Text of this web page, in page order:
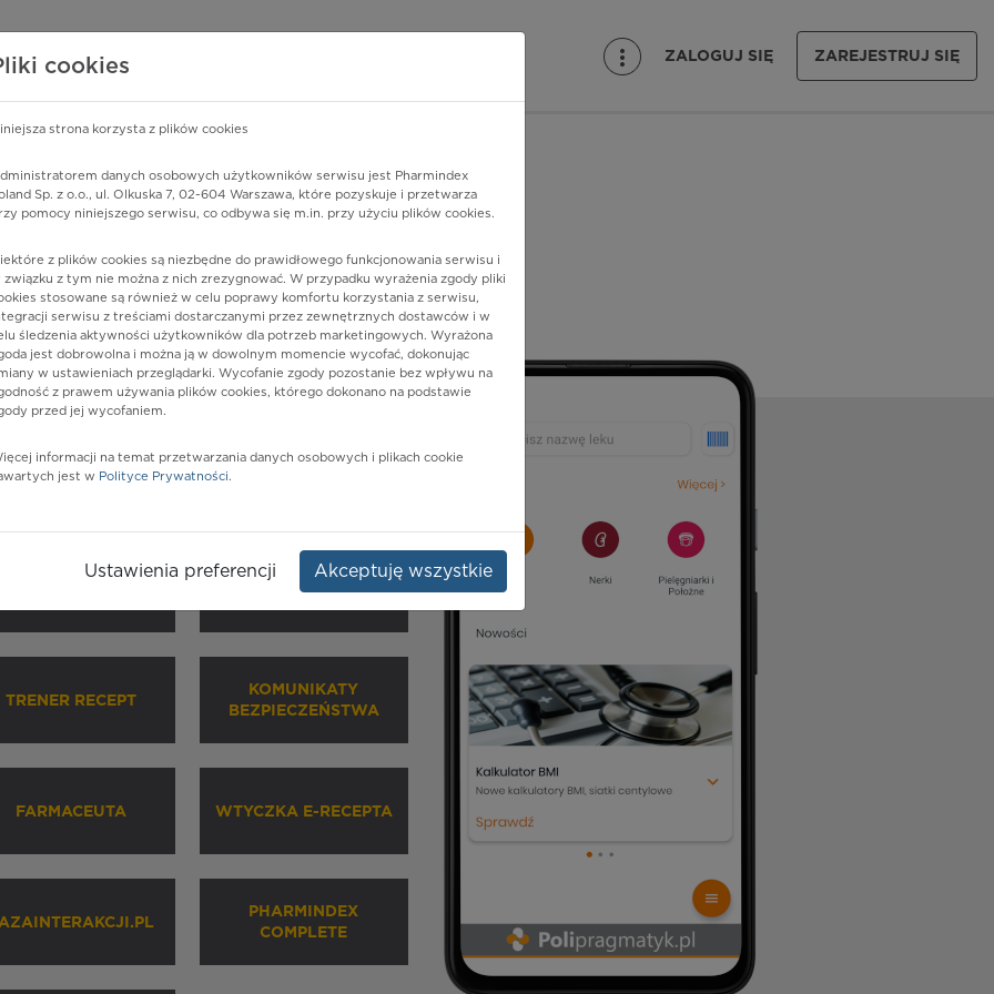
o lekach
PHARMINDEX ZALOGUJ SIĘ ZAREJESTRUJ SIĘ
ochrony zdrowia
INHALATORY
TRENER RECEPT
KOMUNIKATY
BEZPIECZEŃSTWA
FARMACEUTA WTYCZKA E-RECEPTA
PHARMINDEX
COMPLETE
cookies
strona korzysta z plików cookies
danych osobowych użytkowników serwisu jest Pharmindex
Sp. z o.o., ul. Olkuska 7, 02-604 Warszawa, które pozyskuje i przetwarza
pomocy niniejszego serwisu, co odbywa się m.in. przy użyciu plików cookies.
z plików cookies są niezbędne do prawidłowego funkcjonowania serwisu i
związku z tym nie można z nich zrezygnować. W przypadku wyrażenia zgody pliki
stosowane są również w celu poprawy komfortu korzystania z serwisu,
serwisu z treściami dostarczanymi przez zewnętrznych dostawców i w
śledzenia aktywności użytkowników dla potrzeb marketingowych. Wyrażona
jest dobrowolna i można ją w dowolnym momencie wycofać, dokonując
w ustawieniach przeglądarki. Wycofanie zgody pozostanie bez wpływu na
z prawem używania plików cookies, którego dokonano na podstawie
przed jej wycofaniem.
informacji na temat przetwarzania danych osobowych i plikach cookie
jest w Polityce Prywatności.
Ustawienia preferencji Akceptuję wszystkie